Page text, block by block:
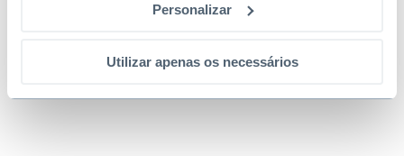
Personalizar
Utilizar apenas os necessários